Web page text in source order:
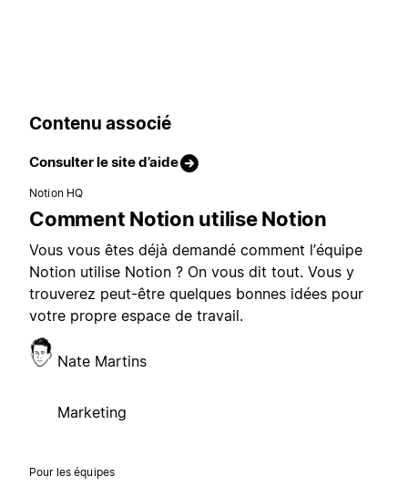
Contenu associé
Consulter le site d’aide
Notion HQ
Comment Notion utilise Notion
Vous vous êtes déjà demandé comment l’équipe
Notion utilise Notion ? On vous dit tout. Vous y
trouverez peut-être quelques bonnes idées pour
votre propre espace de travail.
Nate Martins
Marketing
Pour les équipes